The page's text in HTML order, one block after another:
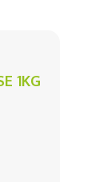
1KG